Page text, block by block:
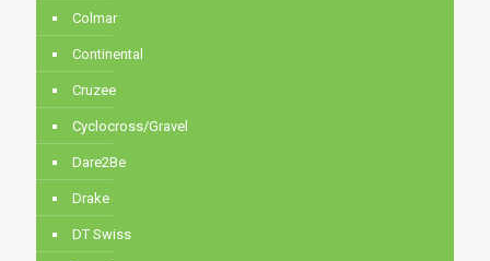
Colmar
Continental
Cruzee
Cyclocross/Gravel
Dare2Be
Drake
DT Swiss